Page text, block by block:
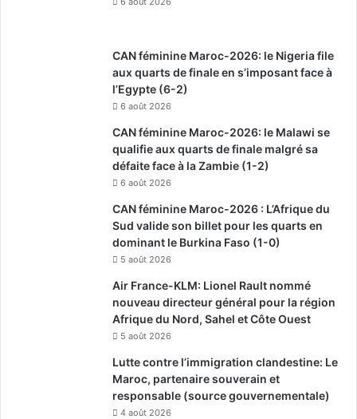
CAN féminine Maroc-2026: le Nigeria file
aux quarts de finale en s’imposant face à
l’Egypte (6-2)
6 août 2026
CAN féminine Maroc-2026: le Malawi se
qualifie aux quarts de finale malgré sa
défaite face à la Zambie (1-2)
6 août 2026
CAN féminine Maroc-2026 : L’Afrique du
Sud valide son billet pour les quarts en
dominant le Burkina Faso (1-0)
5 août 2026
Air France-KLM: Lionel Rault nommé
nouveau directeur général pour la région
Afrique du Nord, Sahel et Côte Ouest
5 août 2026
Lutte contre l’immigration clandestine: Le
Maroc, partenaire souverain et
responsable (source gouvernementale)
4 août 2026